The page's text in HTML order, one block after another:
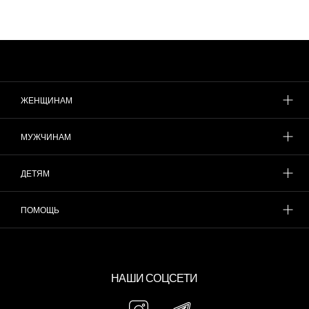
ЖЕНЩИНАМ
МУЖЧИНАМ
ДЕТЯМ
ПОМОЩЬ
НАШИ СОЦСЕТИ